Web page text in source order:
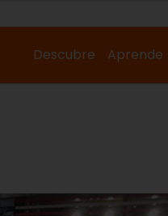
Descubre Aprende